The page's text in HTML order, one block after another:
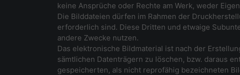
keine Ansprüche oder Rechte am Werk, weder
Die Bilddateien dürfen im Rahmen der
erforderlich sind. Diese Dritten und etwaige
andere Zwecke nutzen.
Das elektronische Bildmaterial ist nach der
sämtlichen Datenträgern zu löschen, bzw. daraus
gespeicherten, als nicht reprofähig bezeichneten